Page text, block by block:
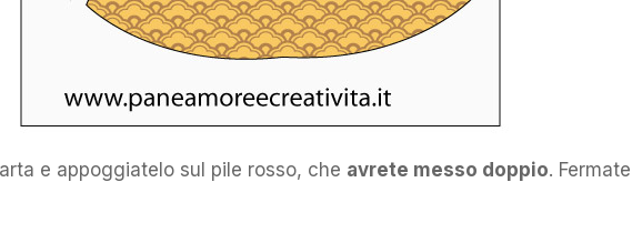
e appoggiatelo sul pile rosso, che avrete messo doppio.